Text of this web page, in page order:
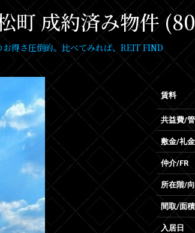
町 成約済み物件
得さ圧倒的。比べてみれば、REIT FIND
賃料
共益費/
敷金/礼金
仲介/FR
所在階/
間取/面積
入居日